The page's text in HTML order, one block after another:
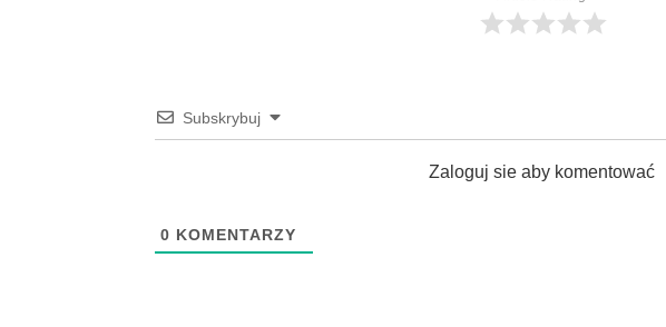
Subskrybuj
Zaloguj sie aby komentować
0 KOMENTARZY